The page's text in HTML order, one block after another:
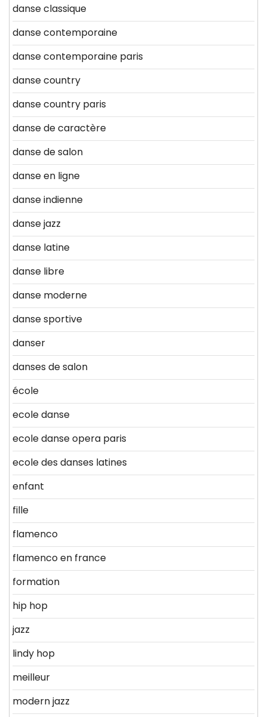
danse classique
danse contemporaine
danse contemporaine paris
danse country
danse country paris
danse de caractère
danse de salon
danse en ligne
danse indienne
danse jazz
danse latine
danse libre
danse moderne
danse sportive
danser
danses de salon
école
ecole danse
ecole danse opera paris
ecole des danses latines
enfant
fille
flamenco
flamenco en france
formation
hip hop
jazz
lindy hop
meilleur
modern jazz